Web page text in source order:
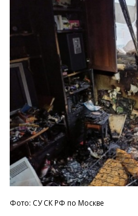
Фото: СУ СК РФ по Москве